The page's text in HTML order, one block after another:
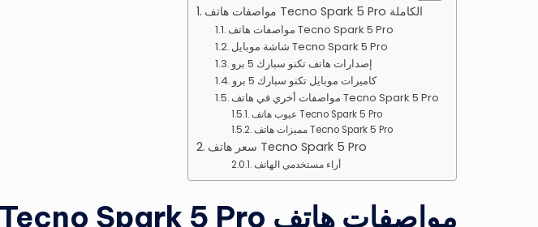
مواصفات هاتف Tecno Spark 5 Pro الكاملة
مواصفات هاتف Tecno Spark 5 Pro
شاشة موبايل Tecno Spark 5 Pro
إصدارات هاتف تكنو سبارك 5 برو
كاميرات موبايل تكنو سبارك 5 برو
مواصفات أخري في هاتف Tecno Spark 5 Pro
عيوب هاتف Tecno Spark 5 Pro
مميزات هاتف Tecno Spark 5 Pro
سعر هاتف Tecno Spark 5 Pro
أراء مستخدمي الهاتف
مواصفات هاتف Tecno Spark 5 Pro الكاملة